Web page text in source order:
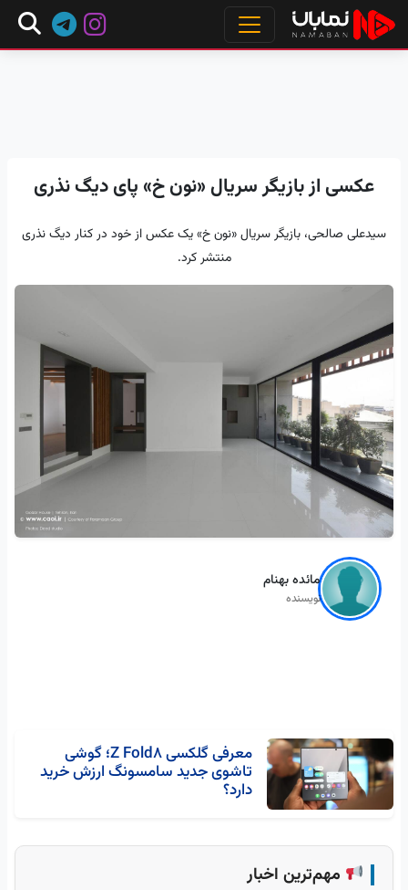
عکسی از بازیگر سریال «نون خ» پای دیگ نذری
سیدعلی صالحی، بازیگر سریال «نون خ» یک عکس از خود در کنار دیگ نذری
منتشر کرد.
مائده بهنام
نویسنده
معرفی گلکسی Z Fold8؛ گوشی
تاشوی جدید سامسونگ ارزش خرید
دارد؟
مهم‌ترین اخبار